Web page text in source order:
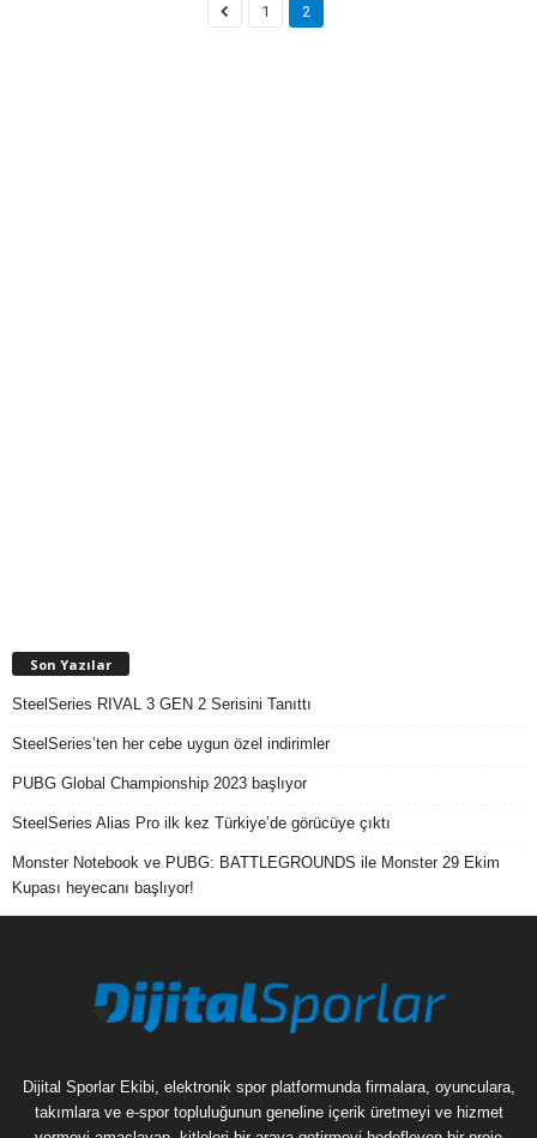
1 2
Son Yazılar
SteelSeries RIVAL 3 GEN 2 Serisini Tanıttı
SteelSeries’ten her cebe uygun özel indirimler
PUBG Global Championship 2023 başlıyor
SteelSeries Alias Pro ilk kez Türkiye’de görücüye çıktı
Monster Notebook ve PUBG: BATTLEGROUNDS ile Monster 29 Ekim
Kupası heyecanı başlıyor!
Dijital Sporlar Ekibi, elektronik spor platformunda firmalara, oyunculara,
takımlara ve e-spor topluluğunun geneline içerik üretmeyi ve hizmet